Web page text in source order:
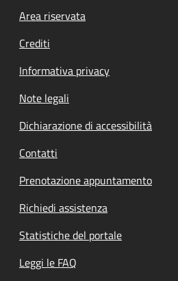
Footer menu
Area riservata
Crediti
Informativa privacy
Note legali
Dichiarazione di accessibilità
Contatti
Prenotazione appuntamento
Richiedi assistenza
Statistiche del portale
Leggi le FAQ